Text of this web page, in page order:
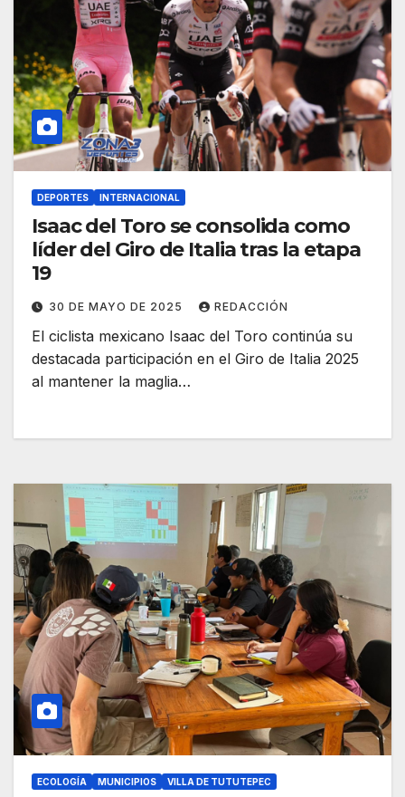
DEPORTES INTERNACIONAL
Isaac del Toro se consolida como
líder del Giro de Italia tras la etapa
19
30 DE MAYO DE 2025 REDACCIÓN
El ciclista mexicano Isaac del Toro continúa su
destacada participación en el Giro de Italia 2025
al mantener la maglia…
ECOLOGÍA MUNICIPIOS VILLA DE TUTUTEPEC